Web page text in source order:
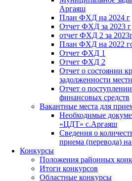
Аргаяш
План ФХД на 2024 г
Отчет ФХД за 2023 г
отчет ФХД 2 за
План ФХД на 2022
Отчет ФХД 1
Отчет ФХД 2
Отчет о состоянии
задолженности
Отчет о
финансовых средств
Вакантные места для
Необходимые
«ЦДТ» с.Аргаяш
Сведения о
приема (перевода)
Конкурсы
Положения районных
Итоги конкурсов
Областные конкурсы